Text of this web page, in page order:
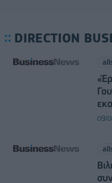
DIRECTION
09/